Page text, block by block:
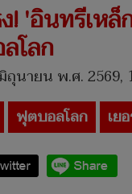
! 'อินทรีเห
โลก
นายน พ.ศ. 2569,
ฟุตบอลโลก เย